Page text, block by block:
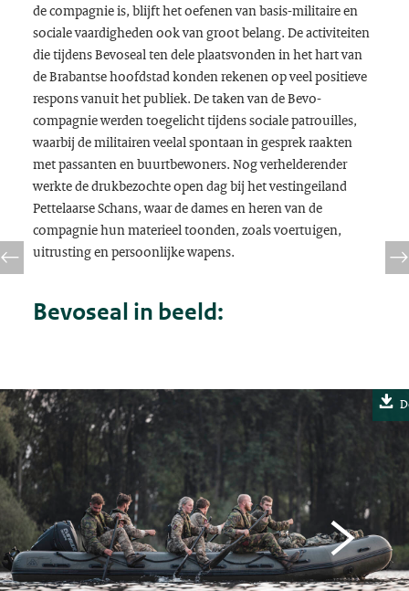
de compagnie is, blijft het oefenen van basis-militaire en
sociale vaardigheden ook van groot belang. De activiteiten
die tijdensBevosealten dele plaatsvonden in het hart van
de Brabantse hoofdstad konden rekenen op veel positieve
respons vanuit het publiek. De taken van de Bevo-
compagnie werden toegelicht tijdens sociale patrouilles,
waarbij de militairen veelal spontaan in gesprek raakten
met passanten en buurtbewoners. Nog verhelderender
werkte de drukbezochte open dag bij het vestingeiland
Pettelaarse Schans, waar de dames en heren van de
compagnie hun materieel toonden, zoals voertuigen,
uitrusting en persoonlijke wapens.
Bevoseal in beeld: